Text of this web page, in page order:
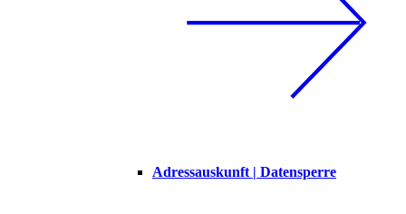
Adressauskunft | Datensperre